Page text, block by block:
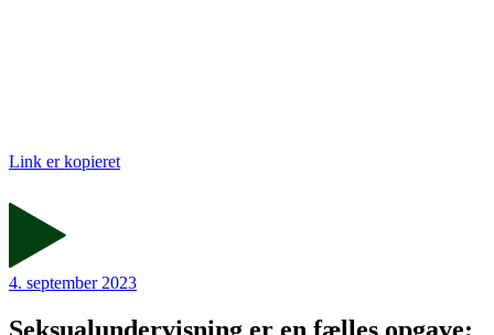
Link er kopieret
4. september 2023